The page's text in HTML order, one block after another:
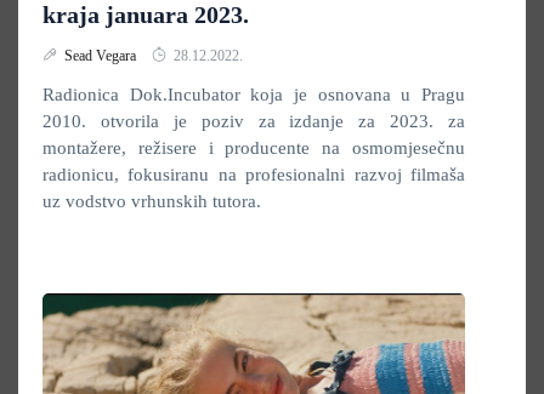
kraja januara 2023.
Sead Vegara 28.12.2022.
Radionica Dok.Incubator koja je osnovana u Pragu
2010. otvorila je poziv za izdanje za 2023. za
montažere, režisere i producente na osmomjesečnu
radionicu, fokusiranu na profesionalni razvoj filmaša
uz vodstvo vrhunskih tutora.